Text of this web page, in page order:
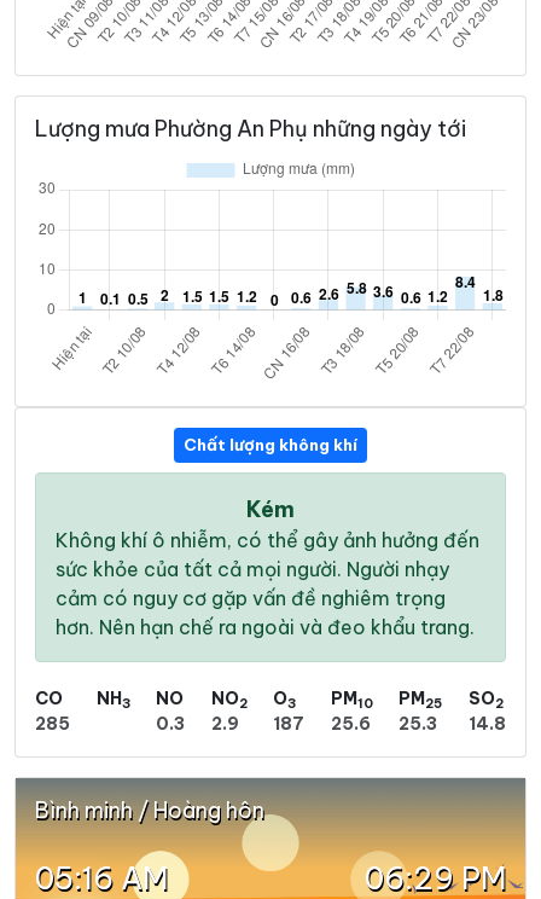
Lượng mưa Phường An Phụ những ngày tới
Chất lượng không khí
Kém
Không khí ô nhiễm, có thể gây ảnh hưởng đến
sức khỏe của tất cả mọi người. Người nhạy
cảm có nguy cơ gặp vấn đề nghiêm trọng
hơn. Nên hạn chế ra ngoài và đeo khẩu trang.
CO
285
NH3
NO
0.3
NO2
2.9
O3
187
PM10
25.6
PM25
25.3
SO2
14.8
Bình minh / Hoàng hôn
05:16 AM 06:29 PM